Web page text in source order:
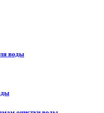
воды